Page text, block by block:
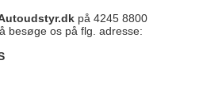
på 4245 8800
besøge os på flg. adresse: